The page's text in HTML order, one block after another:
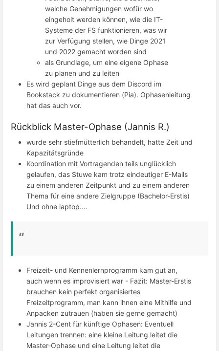
welche Genehmigungen wofür wo
eingeholt werden können, wie die IT-
Systeme der FS funktionieren, was wir
zur Verfügung stellen, wie Dinge 2021
und 2022 gemacht worden sind
als Grundlage, um eine eigene Ophase
zu planen und zu leiten
Es wird geplant Dinge aus dem Discord im
Bookstack zu dokumentieren (Pia). Ophasenleitung
hat das auch vor.
Rückblick Master-Ophase (Jannis R.)
wurde sehr stiefmütterlich behandelt, hatte Zeit und
Kapazitätsgründe
Koordination mit Vortragenden teils unglücklich
gelaufen, das Stuwe kam trotz eindeutiger E-Mails
zu einem anderen Zeitpunkt und zu einem anderen
Thema für eine andere Zielgruppe (Bachelor-Erstis)
Und ohne laptop....
Freizeit- und Kennenlernprogramm kam gut an,
auch wenn es improvisiert war - Fazit: Master-Erstis
brauchen kein perfekt organisiertes
Freizeitprogramm, man kann ihnen eine Mithilfe und
Anpacken zutrauen (haben sie gerne gemacht)
Jannis 2-Cent für künftige Ophasen: Eventuell
Leitungen trennen: eine kleine Leitung leitet die
Master-Ophase und eine Leitung leitet die